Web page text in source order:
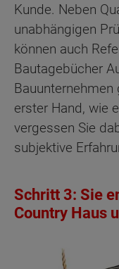
Kunde. Neben
unabhängigen
können auch
Bautagebücher
Bauunternehmen
erster Hand, wie
vergessen Sie
subjektive
Schritt 3: Sie
Country Haus